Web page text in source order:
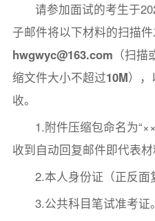
请参加面试的考生于
子邮件将以下材料的扫描
hwgwyc@163.com （扫
缩文件大小不超过10M）
收。
1.附件压缩包命名为
收到自动回复邮件即代表材
2.本人身份证（正反面
3.公共科目笔试准考证。